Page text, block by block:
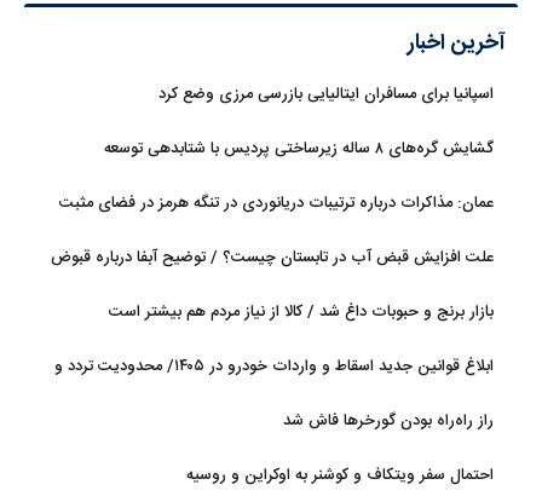
آخرین اخبار
اسپانیا برای مسافران ایتالیایی بازرسی مرزی وضع کرد
گشایش گره‌های ۸ ساله زیرساختی پردیس با شتابدهی توسعه
عمان: مذاکرات درباره ترتیبات دریانوردی در تنگه هرمز در فضای مثبت
علت افزایش قبض آب در تابستان چیست؟ / توضیح آبفا درباره قبوض
بازار برنج و حبوبات داغ شد / کالا از نیاز مردم هم بیشتر است
ابلاغ قوانین جدید اسقاط و واردات خودرو در ۱۴۰۵/ محدودیت تردد و
راز راه‌راه بودن گورخرها فاش شد
احتمال سفر ویتکاف و کوشنر به اوکراین و روسیه